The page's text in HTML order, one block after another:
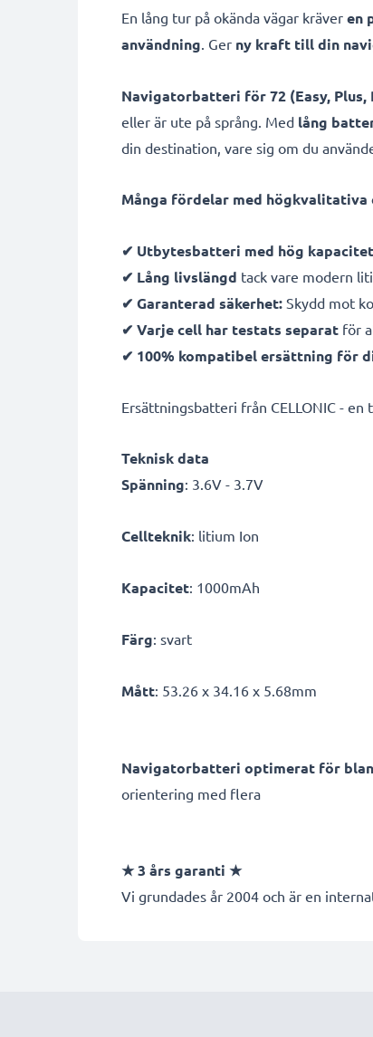
En lång tur på okända vägar kräver en
användning. Ger ny kraft till din
Navigatorbatteri för 72 (Easy, Plus,
eller är ute på språng. Med lång
din destination, vare sig om du
Många fördelar med
✔ Utbytesbatteri med hög kapacitet
✔ Lång livslängd tack vare modern
✔ Garanterad säkerhet: Skydd mot
✔ Varje cell har testats separat för
✔ 100% kompatibel ersättning för
Ersättningsbatteri från CELLONIC -
Teknisk data
Spänning: 3.6V - 3.7V
Cellteknik: litium Ion
Kapacitet: 1000mAh
Färg: svart
Mått: 53.26 x 34.16 x 5.68mm
Navigatorbatteri optimerat för
orientering med flera
★ 3 års garanti ★
Vi grundades år 2004 och är en